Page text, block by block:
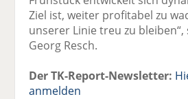
Ziel ist, weiter profitabel zu
unserer Linie treu zu
Georg Resch.
Der TK-Report-Newsletter:
anmelden